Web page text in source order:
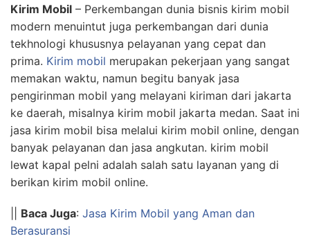
Kirim Mobil – Perkembangan dunia bisnis kirim mobil
modern menuintut juga perkembangan dari dunia
tekhnologi khususnya pelayanan yang cepat dan
prima. Kirim mobil merupakan pekerjaan yang sangat
memakan waktu, namun begitu banyak jasa
pengirinman mobil yang melayani kiriman dari jakarta
ke daerah, misalnya kirim mobil jakarta medan. Saat ini
jasa kirim mobil bisa melalui kirim mobil online, dengan
banyak pelayanan dan jasa angkutan. kirim mobil
lewat kapal pelni adalah salah satu layanan yang di
berikan kirim mobil online.
Baca Juga: Jasa Kirim Mobil yang Aman dan
Berasuransi